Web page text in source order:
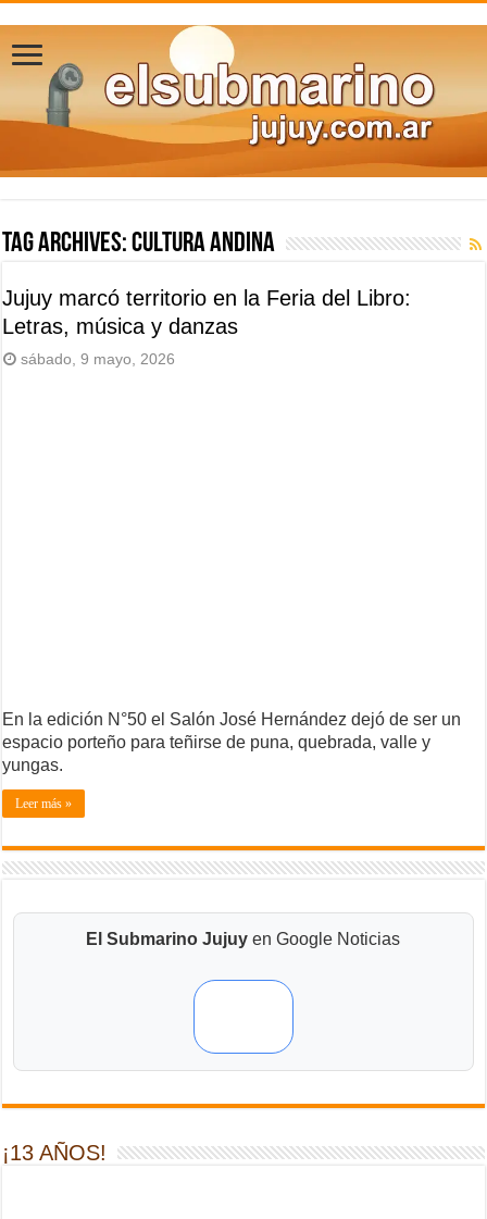
Tag Archives:Cultura Andina
Jujuy marcó territorio en la Feria del Libro:
Letras, música y danzas
sábado, 9 mayo, 2026
En la edición N°50 el Salón José Hernández dejó de ser un
espacio porteño para teñirse de puna, quebrada, valle y
yungas.
Leer más »
El Submarino Jujuy en Google Noticias
¡13 AÑOS!